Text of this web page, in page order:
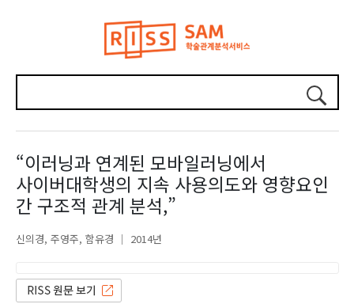
“이러닝과 연계된 모바일러닝에서
사이버대학생의 지속 사용의도와 영향요인
간 구조적 관계 분석,”
신의경 주영주 함유경 2014년